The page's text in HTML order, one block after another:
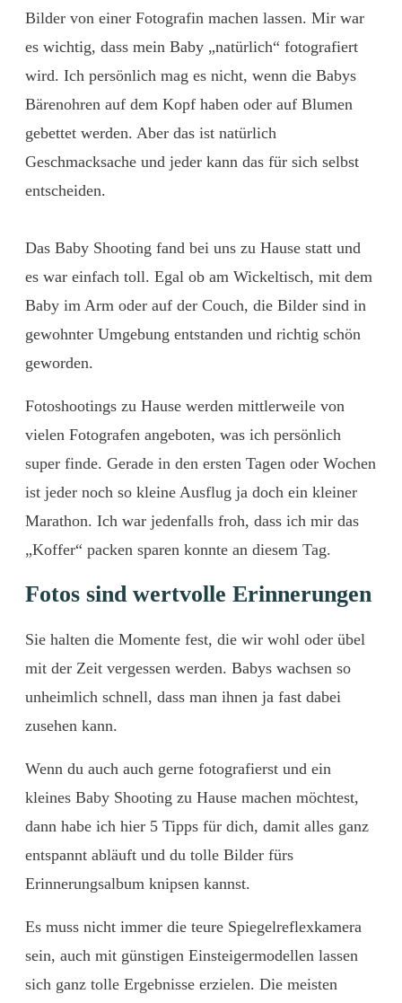
Bilder von einer Fotografin machen lassen. Mir war
es wichtig, dass mein Baby „natürlich“ fotografiert
wird. Ich persönlich mag es nicht, wenn die Babys
Bärenohren auf dem Kopf haben oder auf Blumen
gebettet werden. Aber das ist natürlich
Geschmacksache und jeder kann das für sich selbst
entscheiden.
Das Baby Shooting fand bei uns zu Hause statt und
es war einfach toll. Egal ob am Wickeltisch, mit dem
Baby im Arm oder auf der Couch, die Bilder sind in
gewohnter Umgebung entstanden und richtig schön
geworden.
Fotoshootings zu Hause werden mittlerweile von
vielen Fotografen angeboten, was ich persönlich
super finde. Gerade in den ersten Tagen oder Wochen
ist jeder noch so kleine Ausflug ja doch ein kleiner
Marathon. Ich war jedenfalls froh, dass ich mir das
„Koffer“ packen sparen konnte an diesem Tag.
Fotos sind wertvolle Erinnerungen
Sie halten die Momente fest, die wir wohl oder übel
mit der Zeit vergessen werden. Babys wachsen so
unheimlich schnell, dass man ihnen ja fast dabei
zusehen kann.
Wenn du auch auch gerne fotografierst und ein
kleines Baby Shooting zu Hause machen möchtest,
dann habe ich hier 5 Tipps für dich, damit alles ganz
entspannt abläuft und du tolle Bilder fürs
Erinnerungsalbum knipsen kannst.
Es muss nicht immer die teure Spiegelreflexkamera
sein, auch mit günstigen Einsteigermodellen lassen
sich ganz tolle Ergebnisse erzielen. Die meisten